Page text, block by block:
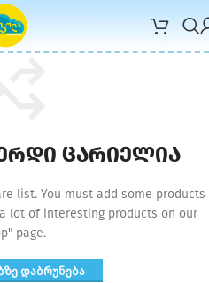
ცარიელია
list. You must add some products
lot of interesting products on our
page.
ᲓᲐᲑᲠᲣᲜᲔᲑᲐ